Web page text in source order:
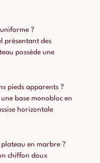
?
présentant des
possède une
pieds apparents ?
base monobloc en
horizontale
en marbre ?
chiffon doux